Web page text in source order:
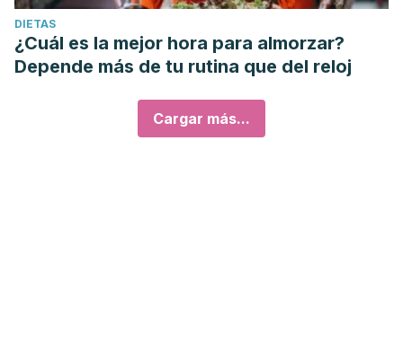
DIETAS
¿Cuál es la mejor hora para almorzar?
Depende más de tu rutina que del reloj
Cargar más...